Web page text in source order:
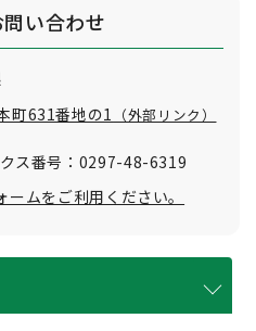
問い合わせ
町631番地の1 （外部リンク）
ス番号：0297-48-6319
ムをご利用ください。